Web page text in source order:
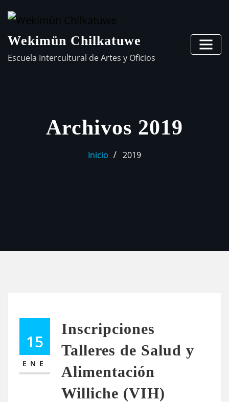
Wekimün Chilkatuwe
Escuela Intercultural de Artes y Oficios
Archivos 2019
Inicio 2019
15
ENE
Inscripciones
Talleres de Salud y
Alimentación
Williche (VIH)